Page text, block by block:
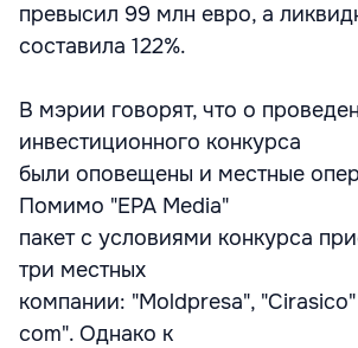
превысил 99 млн евро, а
составила 122%.
В мэрии говорят, что о
инвестиционного конкурса
были оповещены и местные
Помимо "EPA Media"
пакет с условиями конкурса
три местных
компании: "Moldpresa",
com". Однако к